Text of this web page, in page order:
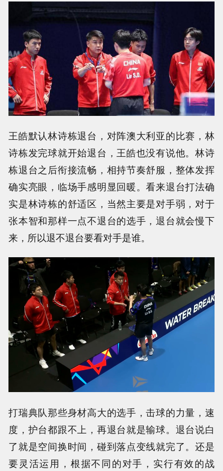
王皓默认林诗栋退台，对阵澳大利亚的比赛，林
诗栋发完球就开始退台，王皓也没有说他。林诗
栋退台之后衔接流畅，相持节奏舒服，整体发挥
确实亮眼，临场手感明显回暖。看来退台打法确
实是林诗栋的舒适区，当然主要是对手弱，对于
张本智和那样一点不退台的选手，退台就会慢下
来，所以退不退台要看对手是谁。
打瑞典队那些身材高大的选手，击球的力量，速
度，护台都跟不上，再退台就是输球。退台说白
了就是空间换时间，碰到落点变线就完了。还是
要灵活运用，根据不同的对手，实行有效的战